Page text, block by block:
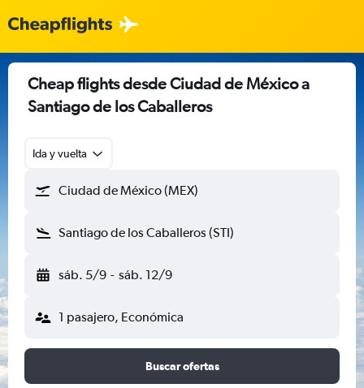
Cheap flights desde Ciudad de México a
Santiago de los Caballeros
Ida y vuelta
Ciudad de México (MEX)
Santiago de los Caballeros (STI)
sáb. 5/9 - sáb. 12/9
1 pasajero, Económica
Buscar ofertas